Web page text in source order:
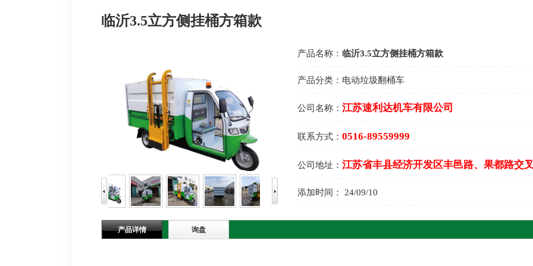
临沂3.5立方侧挂桶方箱款
产品名称： 临沂3.5立方侧挂桶方箱款
产品分类： 电动垃圾翻桶车
公司名称： 江苏速利达机车有限公司
联系方式： 0516-89559999
公司地址： 江苏省丰县经济开发区丰邑路、果都路交
添加时间： 24/09/10
产品详情 询盘